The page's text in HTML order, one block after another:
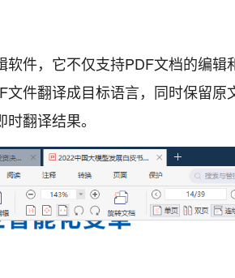
件，它不仅支持PDF文档的编
件翻译成目标语言，同时保留
翻译结果。